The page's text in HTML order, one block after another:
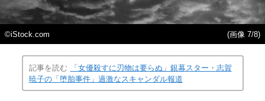
©iStock.com (画像 7/8)
記事を読む
「女優殺すに刃物は要らぬ」銀幕スター・志賀
暁子の「堕胎事件」過激なスキャンダル報道